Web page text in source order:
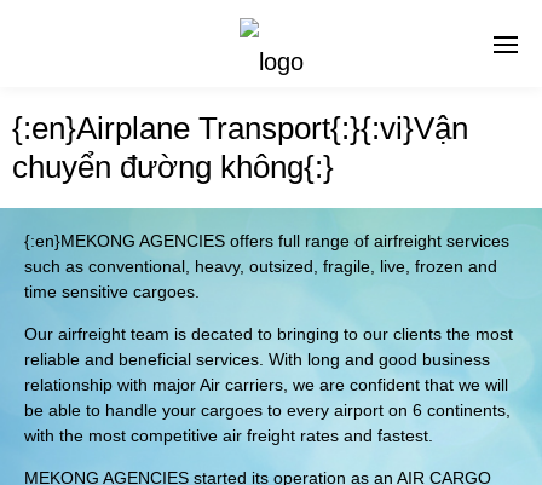
{:en}Airplane Transport{:}{:vi}Vận
chuyển đường không{:}
{:en}MEKONG AGENCIES offers full range of airfreight services
such as conventional, heavy, outsized, fragile, live, frozen and
time sensitive cargoes.
Our airfreight team is decated to bringing to our clients the most
reliable and beneficial services. With long and good business
relationship with major Air carriers, we are confident that we will
be able to handle your cargoes to every airport on 6 continents,
with the most competitive air freight rates and fastest.
MEKONG AGENCIES started its operation as an AIR CARGO